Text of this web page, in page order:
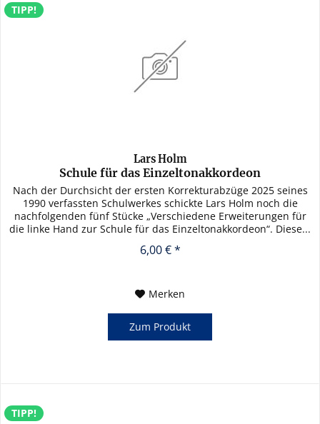
TIPP!
Lars Holm
Schule für das Einzeltonakkordeon
Nach der Durchsicht der ersten Korrekturabzüge 2025 seines
1990 verfassten Schulwerkes schickte Lars Holm noch die
nachfolgenden fünf Stücke „Verschiedene Erweiterungen für
die linke Hand zur Schule für das Einzeltonakkordeon“. Diese...
6,00 € *
Merken
Zum Produkt
TIPP!